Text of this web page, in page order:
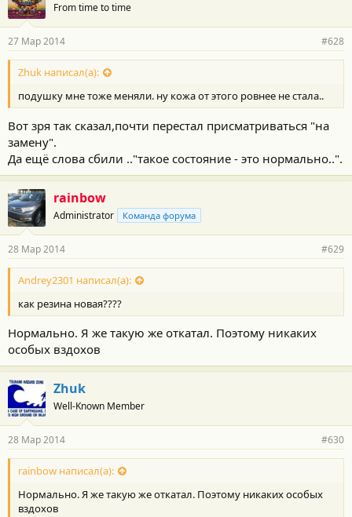
From time to time
27 Мар 2014 #628
Zhuk написал(а):
подушку мне тоже меняли. ну кожа от этого ровнее не стала..
Вот зря так сказал,почти перестал присматриваться "на
замену".
Да ещё слова сбили .."такое состояние - это нормально..".
rainbow
Administrator Команда форума
28 Мар 2014 #629
Andrey2301 написал(а):
как резина новая????
Нормально. Я же такую же откатал. Поэтому никаких
особых вздохов
Zhuk
Well-Known Member
28 Мар 2014 #630
rainbow написал(а):
Нормально. Я же такую же откатал. Поэтому никаких особых
вздохов